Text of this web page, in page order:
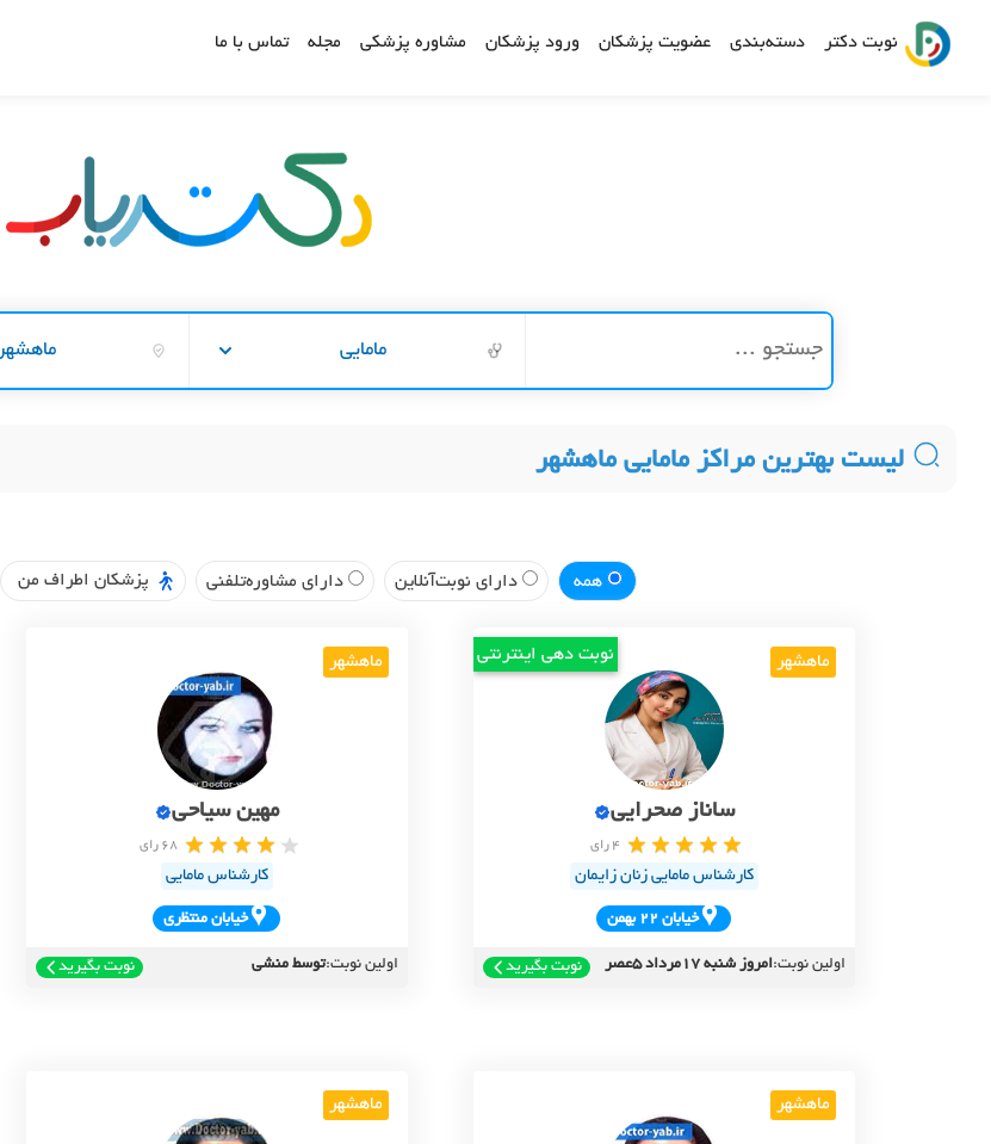
نوبت دکتر دسته‌بندی عضویت پزشکان ورود پزشکان مشاوره پزشکی مجله تماس با ما
مامایی ماهشهر
لیست بهترین مراکز مامایی ماهشهر
همه دارای نوبت‌آنلاین دارای مشاوره‌تلفنی پزشکان اطراف من
ماهشهر نوبت دهی اینترنتی
ساناز صحرایی
4 رای
کارشناس مامایی زنان زایمان
خيابان 22 بهمن
اولین نوبت:امروز شنبه 17مرداد 5عصر نوبت بگیرید
ماهشهر
مهین سیاحی
68 رای
کارشناس مامایی
خيابان منتظري
اولین نوبت:توسط منشی نوبت بگیرید
ماهشهر ماهشهر